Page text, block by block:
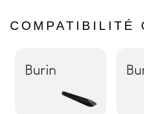
COMPATIBILITÉ
Burin